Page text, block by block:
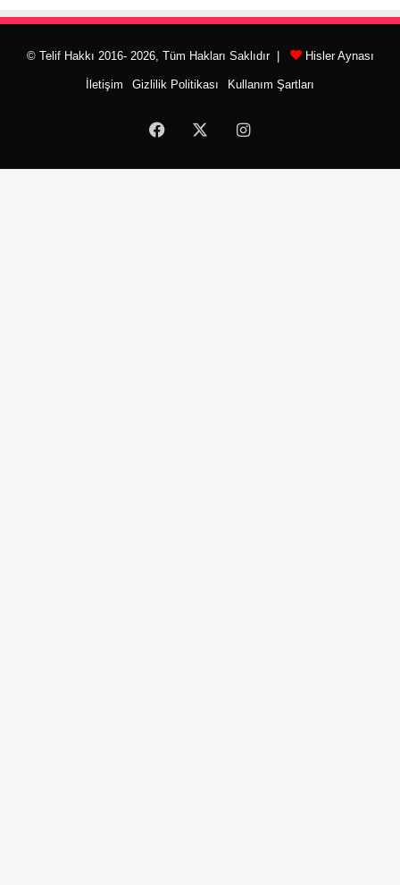
© Telif Hakkı 2016- 2026, Tüm Hakları Saklıdır | Hisler Aynası
İletişim Gizlilik Politikası Kullanım Şartları
Facebook Instagram